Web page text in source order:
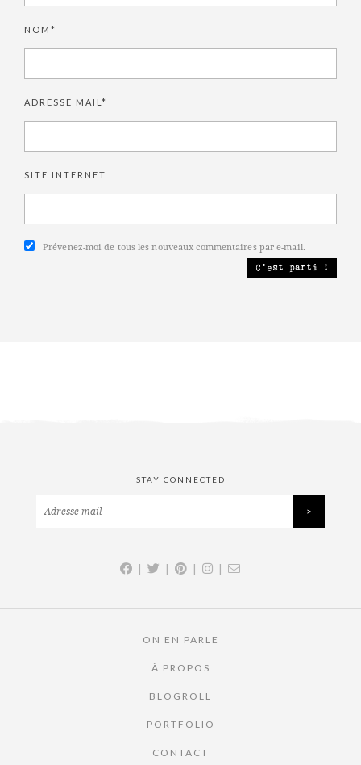
NOM*
ADRESSE MAIL*
SITE INTERNET
Prévenez-moi de tous les nouveaux commentaires par e-mail.
STAY CONNECTED
| | | |
ON EN PARLE
À PROPOS
BLOGROLL
PORTFOLIO
CONTACT